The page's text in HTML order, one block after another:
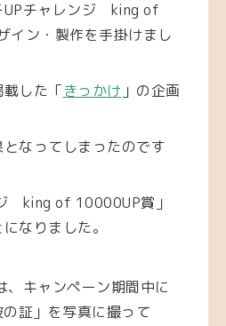
UPチャレンジ king of
イン・製作を手掛けまし
した「きっかけ 」の企画
なってしまったのです
king of 10000UP賞」
なりました。
、キャンペーン期間中に
の証」を写真に撮って